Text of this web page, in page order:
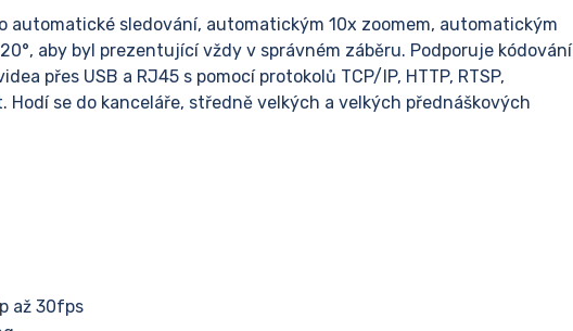
automatické sledování, automatickým 10x zoomem, automatickým
aby byl prezentující vždy v správném záběru. Podporuje kódování
přes USB a RJ45 s pomocí protokolů TCP/IP, HTTP, RTSP,
Hodí se do kanceláře, středně velkých a velkých přednáškových
až 30fps